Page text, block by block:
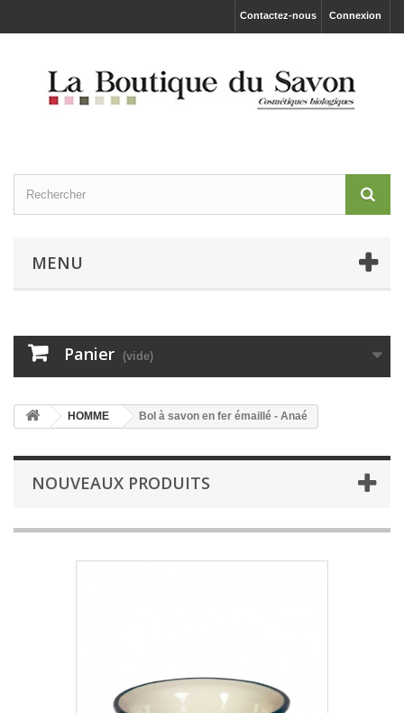
Connexion
Contactez-nous
MENU
Panier (vide)
HOMME Bol à savon en fer émaillé - Anaé
NOUVEAUX PRODUITS